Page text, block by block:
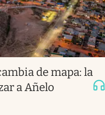
de mapa: la
a Añelo